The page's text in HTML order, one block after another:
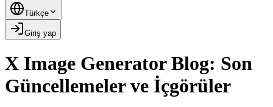
Türkçe
Giriş yap
X Image Generator Blog: Son
Güncellemeler ve İçgörüler